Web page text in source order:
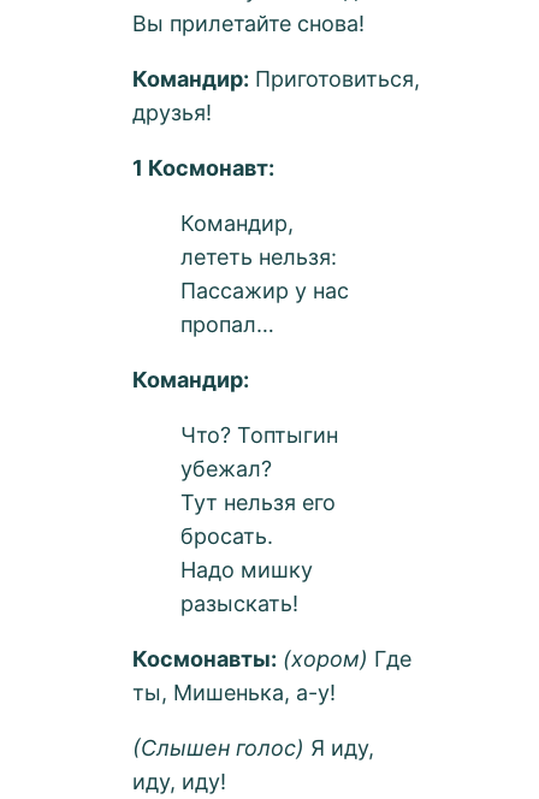
Вы прилетайте снова!
Командир: Приготовиться,
друзья!
1 Космонавт:
Командир,
лететь нельзя:
Пассажир у нас
пропал…
Командир:
Что? Топтыгин
убежал?
Тут нельзя его
бросать.
Надо мишку
разыскать!
Космонавты: (хором) Где
ты, Мишенька, а-у!
(Слышен голос) Я иду,
иду, иду!